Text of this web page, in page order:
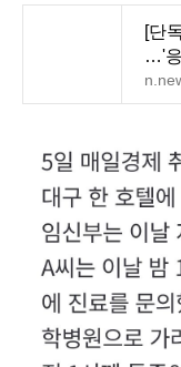
[단
…'